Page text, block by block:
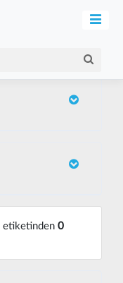
etiketinden 0